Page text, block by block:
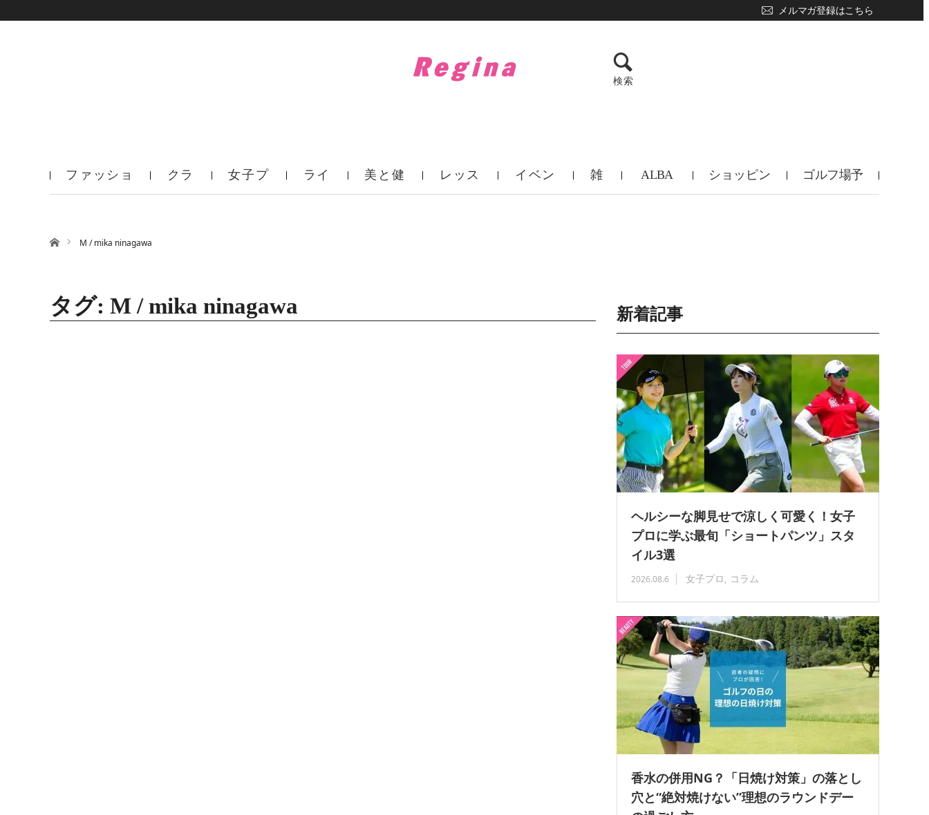
ファッショ クラ 女子プ ライ 美と健 レッス イベン 雑 ALBA ショッピン ゴルフ場予
メルマガ登録はこちら
検索
ホームM / mika ninagawa
タグ: M / mika ninagawa 新着記事
ヘルシーな脚見せで涼しく可愛く！女子
プロに学ぶ最旬「ショートパンツ」スタ
イル3選
2026.08.6 女子プロ コラム
香水の併用NG？「日焼け対策」の落とし
穴と“絶対焼けない”理想のラウンドデー